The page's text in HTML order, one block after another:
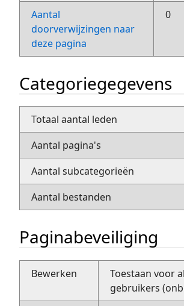
Aantal
doorverwijzingen naar
deze pagina
0
Categoriegegevens
Totaal aantal leden
Aantal pagina's
Aantal subcategorieën
Aantal bestanden
Paginabeveiliging
Bewerken
Toestaan voor
gebruikers